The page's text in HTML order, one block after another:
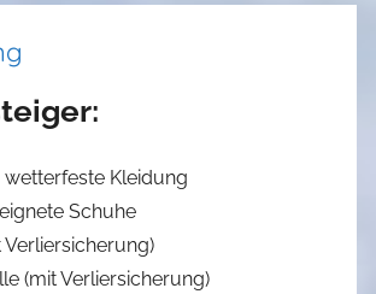
wetterfeste Kleidung
Schuhe
Verliersicherung)
(mit Verliersicherung)